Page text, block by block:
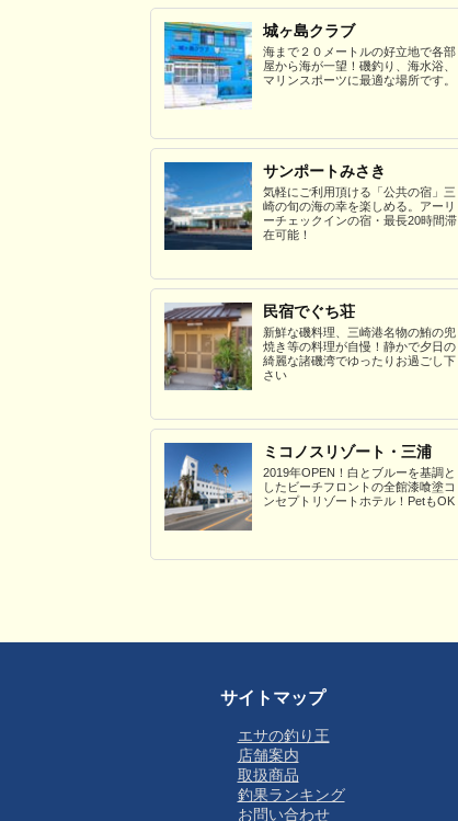
城ヶ島クラブ
海まで２０メートルの好立地で各部
屋から海が一望！磯釣り、海水浴、
マリンスポーツに最適な場所です。
サンポートみさき
気軽にご利用頂ける「公共の宿」三
崎の旬の海の幸を楽しめる。アーリ
ーチェックインの宿・最長20時間滞
在可能！
民宿でぐち荘
新鮮な磯料理、三崎港名物の鮪の兜
焼き等の料理が自慢！静かで夕日の
綺麗な諸磯湾でゆったりお過ごし下
さい
ミコノスリゾート・三浦
2019年OPEN！白とブルーを基調と
したビーチフロントの全館漆喰塗コ
ンセプトリゾートホテル！PetもOK
サイトマップ
エサの釣り王
店舗案内
取扱商品
釣果ランキング
お問い合わせ